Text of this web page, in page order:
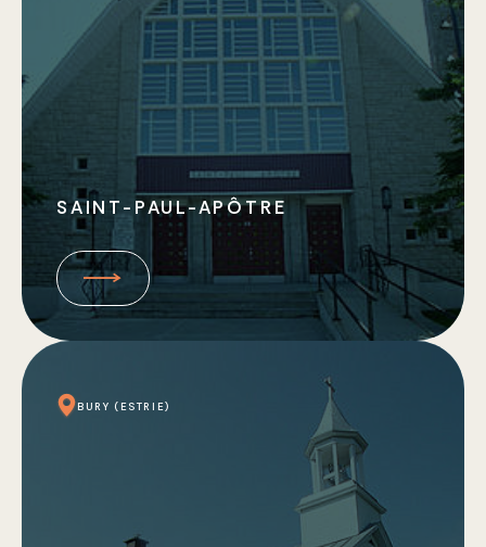
SAINT-PAUL-APÔTRE
BURY (ESTRIE)